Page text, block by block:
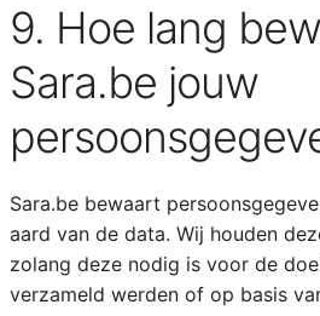
9. Hoe lang
Sara.be jouw
Sara.be bewaart
aard van de data. Wij houden
zolang deze nodig is voor de
verzameld werden of op basis